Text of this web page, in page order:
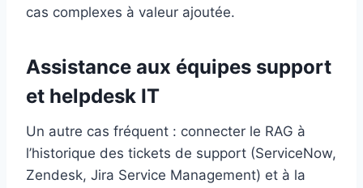
cas complexes à valeur ajoutée.
Assistance aux équipes support
et helpdesk IT
Un autre cas fréquent : connecter le RAG à
l’historique des tickets de support (ServiceNow,
Zendesk, Jira Service Management) et à la